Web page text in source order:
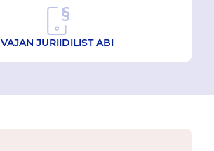
VAJAN JURIIDILIST ABI